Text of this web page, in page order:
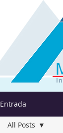
Entrada
All Posts